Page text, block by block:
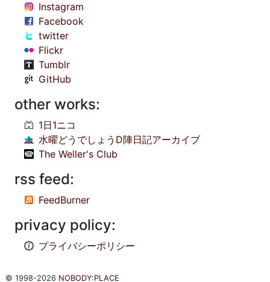
Instagram
Facebook
twitter
Flickr
Tumblr
GitHub
other works:
1日1ニコ
水曜どうでしょうD陣日記アーカイブ
The Weller's Club
rss feed:
FeedBurner
privacy policy:
プライバシーポリシー
© 1998-2026 NOBODY:PLACE